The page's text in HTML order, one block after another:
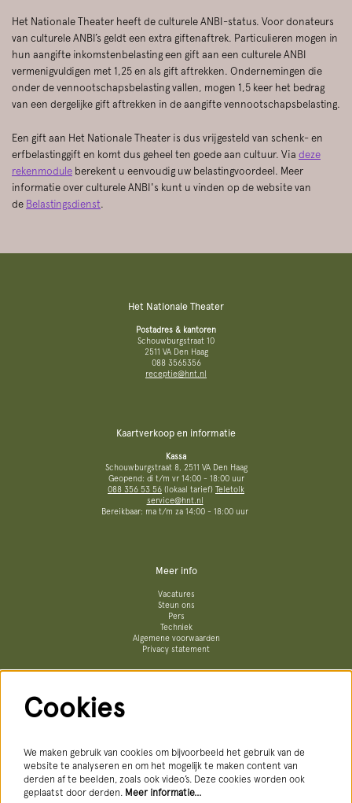
Het Nationale Theater heeft de culturele ANBI-status. Voor donateurs
van culturele ANBI’s geldt een extra giftenaftrek. Particulieren mogen in
hun aangifte inkomstenbelasting een gift aan een culturele ANBI
vermenigvuldigen met 1,25 en als gift aftrekken. Ondernemingen die
onder de vennootschapsbelasting vallen, mogen 1,5 keer het bedrag
van een dergelijke gift aftrekken in de aangifte vennootschapsbelasting.
Een gift aan Het Nationale Theater is dus vrijgesteld van schenk- en
erfbelastinggift en komt dus geheel ten goede aan cultuur. Via deze
rekenmodule berekent u eenvoudig uw belastingvoordeel. Meer
informatie over culturele ANBI's kunt u vinden op de website van
de Belastingsdienst.
Het Nationale Theater
Postadres & kantoren
Schouwburgstraat 10
2511 VA Den Haag
088 3565356
receptie@hnt.nl
Kaartverkoop en informatie
Kassa
Schouwburgstraat 8, 2511 VA Den Haag
Geopend: di t/m vr 14:00 - 18:00 uur
088 356 53 56 (lokaal tarief) Teletolk
service@hnt.nl
Bereikbaar: ma t/m za 14:00 - 18:00 uur
Meer info
Vacatures
Steun ons
Pers
Techniek
Algemene voorwaarden
Privacy statement
Cookies
We maken gebruik van cookies om bijvoorbeeld het gebruik van de
website te analyseren en om het mogelijk te maken content van
derden af te beelden, zoals ook video’s. Deze cookies worden ook
geplaatst door derden. Meer informatie…